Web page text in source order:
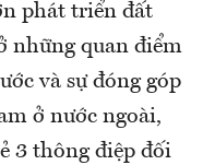
phát triển đất
những quan điểm
và sự đóng góp
ở nước ngoài,
3 thông điệp đối